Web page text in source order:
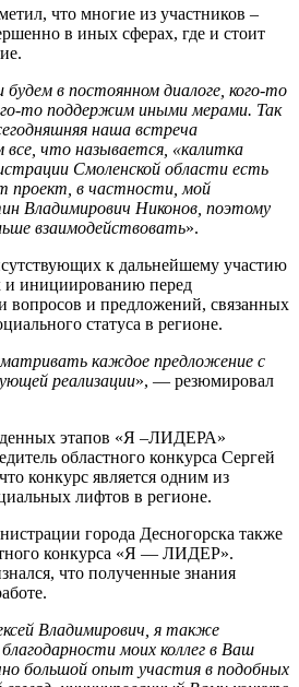
что многие из участников –
в иных сферах, где и стоит
в постоянном диалоге, кого-то
то поддержим иными мерами. Так
наша встреча
что называется, «калитка
Смоленской области есть
проект, в частности, мой
Владимирович Никонов, поэтому
взаимодействовать».
к дальнейшему участию
и инициированию перед
вопросов и предложений, связанных
статуса в регионе.
каждое предложение с
реализации», — резюмировал
этапов «Я –ЛИДЕРА»
областного конкурса Сергей
конкурс является одним из
лифтов в регионе.
города Десногорска также
конкурса «Я — ЛИДЕР».
что полученные знания
Владимирович, я также
моих коллег в Ваш
большой опыт участия в подобных